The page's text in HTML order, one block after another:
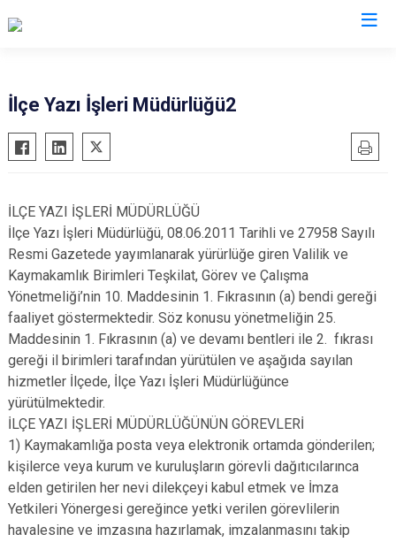
Atkaracalar
Bayramören
Eldivan
Ilgaz
Kızılırmak
Yapraklı
İlçe Yazı İşleri Müdürlüğü2
İLÇE YAZI İŞLERİ MÜDÜRLÜĞÜ
İlçe Yazı İşleri Müdürlüğü, 08.06.2011 Tarihli ve 27958 Sayılı
Resmi Gazetede yayımlanarak yürürlüğe giren Valilik ve
Kaymakamlık Birimleri Teşkilat, Görev ve Çalışma
Yönetmeliği’nin 10. Maddesinin 1. Fıkrasının (a) bendi gereği
faaliyet göstermektedir. Söz konusu yönetmeliğin 25.
Maddesinin 1. Fıkrasının (a) ve devamı bentleri ile 2. fıkrası
gereği il birimleri tarafından yürütülen ve aşağıda sayılan
hizmetler İlçede, İlçe Yazı İşleri Müdürlüğünce
yürütülmektedir.
İLÇE YAZI İŞLERİ MÜDÜRLÜĞÜNÜN GÖREVLERİ
1) Kaymakamlığa posta veya elektronik ortamda gönderilen;
kişilerce veya kurum ve kuruluşların görevli dağıtıcılarınca
elden getirilen her nevi dilekçeyi kabul etmek ve İmza
Yetkileri Yönergesi gereğince yetki verilen görevlilerin
havalesine ve imzasına hazırlamak, imzalanmasını takip